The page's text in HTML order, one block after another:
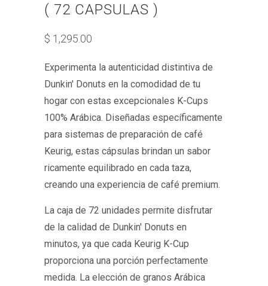
( 72 CAPSULAS )
$ 1,295.00
Experimenta la autenticidad distintiva de
Dunkin' Donuts en la comodidad de tu
hogar con estas excepcionales K-Cups
100% Arábica. Diseñadas específicamente
para sistemas de preparación de café
Keurig, estas cápsulas brindan un sabor
ricamente equilibrado en cada taza,
creando una experiencia de café premium.
La caja de 72 unidades permite disfrutar
de la calidad de Dunkin' Donuts en
minutos, ya que cada Keurig K-Cup
proporciona una porción perfectamente
medida. La elección de granos Arábica